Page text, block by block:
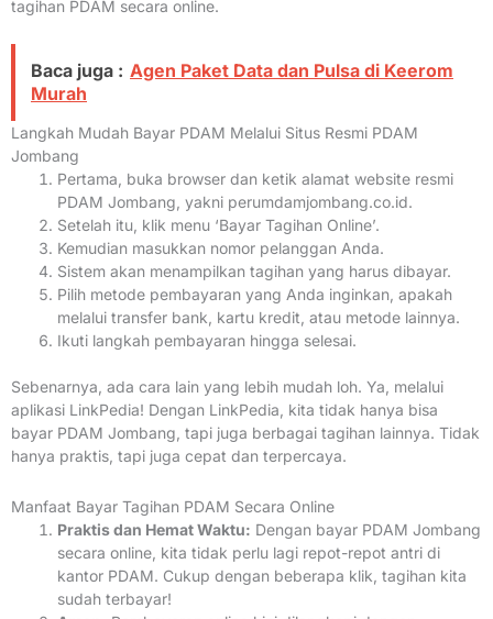
tagihan PDAM secara online.
Baca juga : Agen Paket Data dan Pulsa di Keerom
Murah
Langkah Mudah Bayar PDAM Melalui Situs Resmi PDAM
Jombang
Pertama, buka browser dan ketik alamat website resmi
PDAM Jombang, yakni perumdamjombang.co.id.
Setelah itu, klik menu ‘Bayar Tagihan Online’.
Kemudian masukkan nomor pelanggan Anda.
Sistem akan menampilkan tagihan yang harus dibayar.
Pilih metode pembayaran yang Anda inginkan, apakah
melalui transfer bank, kartu kredit, atau metode lainnya.
Ikuti langkah pembayaran hingga selesai.
Sebenarnya, ada cara lain yang lebih mudah loh. Ya, melalui
aplikasi LinkPedia! Dengan LinkPedia, kita tidak hanya bisa
bayar PDAM Jombang, tapi juga berbagai tagihan lainnya. Tidak
hanya praktis, tapi juga cepat dan terpercaya.
Manfaat Bayar Tagihan PDAM Secara Online
Praktis dan Hemat Waktu: Dengan bayar PDAM Jombang
secara online, kita tidak perlu lagi repot-repot antri di
kantor PDAM. Cukup dengan beberapa klik, tagihan kita
sudah terbayar!